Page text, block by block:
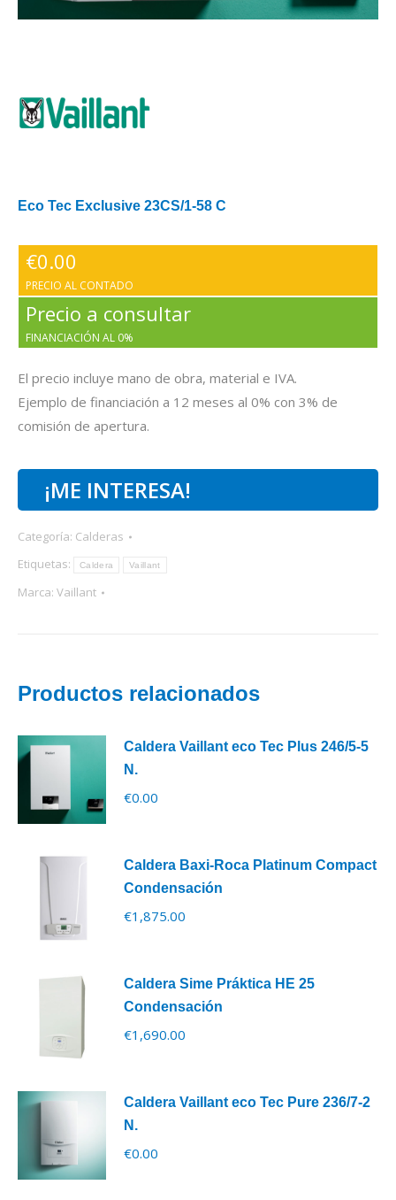
Eco Tec Exclusive 23CS/1-58 C
€0.00
PRECIO AL CONTADO
Precio a consultar
FINANCIACIÓN AL 0%
El precio incluye mano de obra, material e IVA.
Ejemplo de financiación a 12 meses al 0% con 3% de
comisión de apertura.
¡ME INTERESA!
Categoría: Calderas
Etiquetas:
Caldera Vaillant
Marca: Vaillant
Productos relacionados
Caldera Vaillant eco Tec Plus 246/5-5
N.
€0.00
Caldera Baxi-Roca Platinum Compact
Condensación
€1,875.00
Caldera Sime Práktica HE 25
Condensación
€1,690.00
Caldera Vaillant eco Tec Pure 236/7-2
N.
€0.00